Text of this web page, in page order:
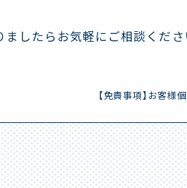
したらお気軽にご相談くださ
【免責事項】お客